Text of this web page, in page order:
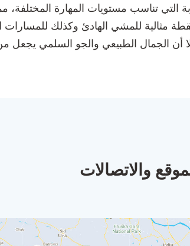
تناسب مستويات المهارة المختلفة،
مثالية للمشي الهادئ وكذلك
أن الجمال الطبيعي والجو السلمي يجعل
والاتصالات